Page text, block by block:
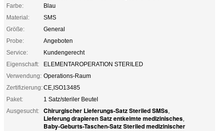
Farbe:
Blau
Material:
SMS
Größe:
General
Probe:
Angeboten
Service:
Kundengerecht
Eigenschaft:
ELEMENTAROPERATION STERILED
Verwendung: Operations-Raum
Zertifizierung:CE,ISO13485
Paket:
1 Satz/steriler Beutel
Ausgesucht:
Chirurgischer Lieferungs-Satz Steriled SMSs,
Lieferung drapieren Satz entkeimte medizinisches,
Baby-Geburts-Taschen-Satz Steriled medizinischer